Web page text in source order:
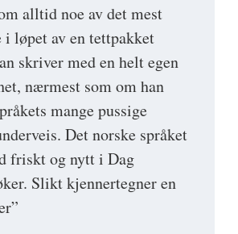
alltid noe av det mest
i løpet av en tettpakket
skriver med en helt egen
nærmest som om han
mange pussige
Det norske språket
friskt og nytt i Dag
Slikt kjennertegner en